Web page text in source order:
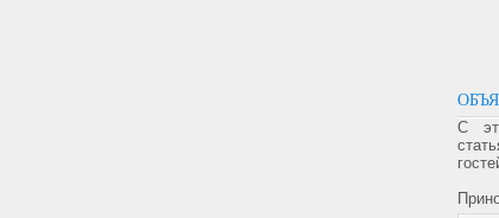
С